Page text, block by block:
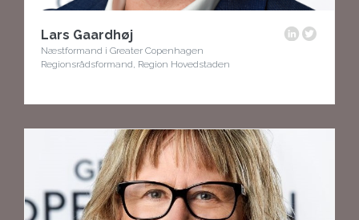
Lars Gaardhøj
Næstformand i Greater Copenhagen
Regionsrådsformand, Region Hovedstaden